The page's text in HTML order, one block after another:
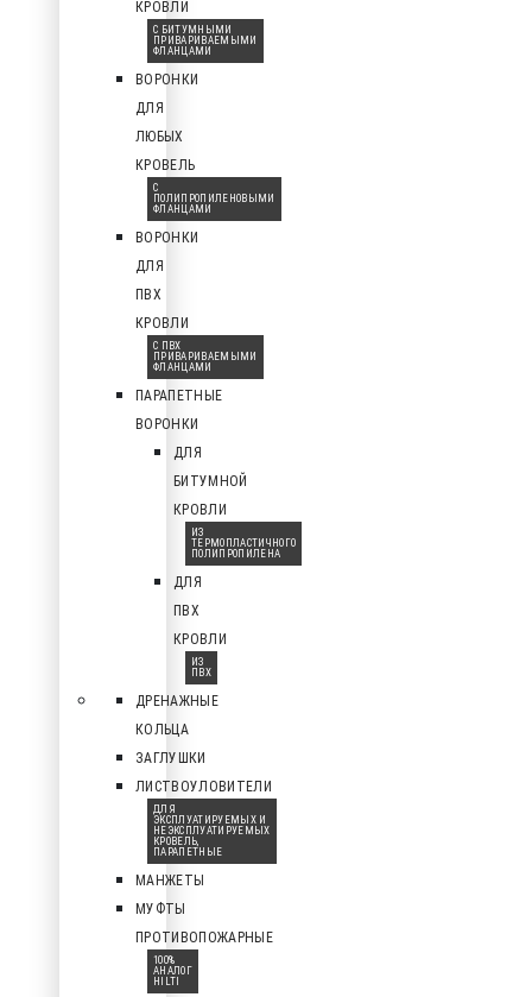
КРОВЛИ
С БИТУМНЫМИ
ПРИВАРИВАЕМЫМИ
ФЛАНЦАМИ
ВОРОНКИ
ДЛЯ
ЛЮБЫХ
КРОВЕЛЬ
С
ПОЛИПРОПИЛЕНОВЫМИ
ФЛАНЦАМИ
ВОРОНКИ
ДЛЯ
ПВХ
КРОВЛИ
С ПВХ
ПРИВАРИВАЕМЫМИ
ФЛАНЦАМИ
ПАРАПЕТНЫЕ
ВОРОНКИ
ДЛЯ
БИТУМНОЙ
КРОВЛИ
ИЗ
ТЕРМОПЛАСТИЧНОГО
ПОЛИПРОПИЛЕНА
ДЛЯ
ПВХ
КРОВЛИ
ИЗ
ПВХ
ДРЕНАЖНЫЕ
КОЛЬЦА
ЗАГЛУШКИ
ЛИСТВОУЛОВИТЕЛИ
ДЛЯ
ЭКСПЛУАТИРУЕМЫХ И
НЕЭКСПЛУАТИРУЕМЫХ
КРОВЕЛЬ,
ПАРАПЕТНЫЕ
МАНЖЕТЫ
МУФТЫ
ПРОТИВОПОЖАРНЫЕ
100%
АНАЛОГ
HILTI